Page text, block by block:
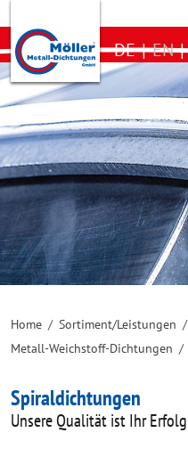
DE | EN |
Home / Sortiment/Leistungen /
Metall-Weichstoff-Dichtungen /
Spiraldichtungen
Unsere Qualität ist Ihr Erfolg